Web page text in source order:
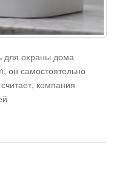
для охраны дома
он самостоятельно
компания